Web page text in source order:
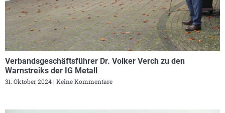
Verbandsgeschäftsführer Dr. Volker Verch zu den
Warnstreiks der IG Metall
31. Oktober 2024 Keine Kommentare